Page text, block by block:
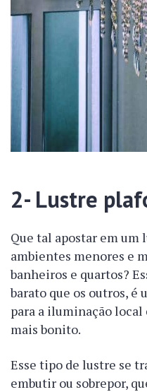
2- Lustre
Que tal apostar em um
ambientes menores e
banheiros e quartos?
barato que os outros,
para a iluminação
mais bonito.
Esse tipo de lustre se
embutir ou sobrepor,